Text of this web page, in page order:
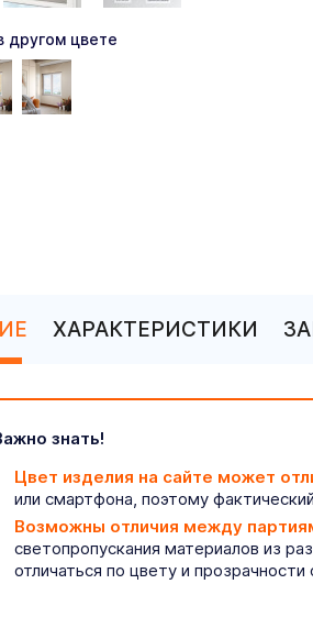
другом цвете
ХАРАКТЕРИСТИКИ
знать!
Цвет изделия на сайте может
или смартфона, поэтому
Возможны отличия между
светопропускания материалов из
отличаться по цвету и